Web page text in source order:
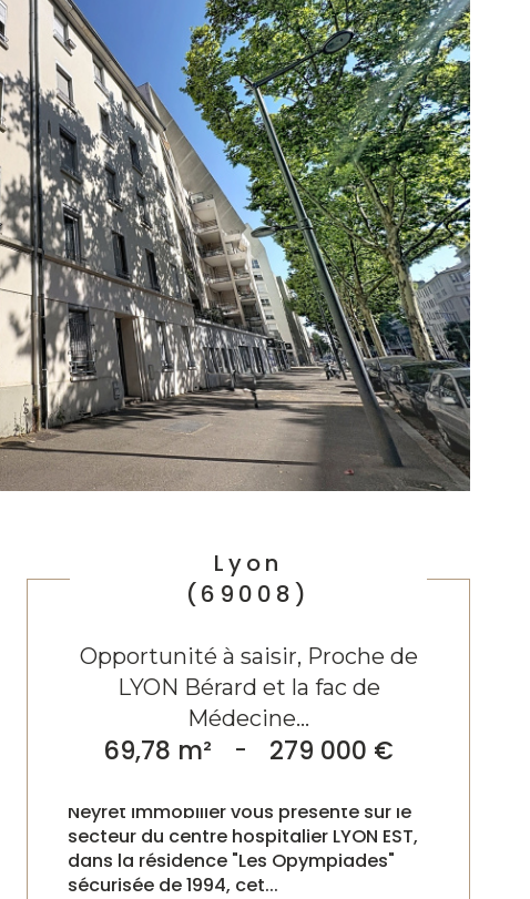
Lyon
(69008)
Opportunité à saisir, Proche de
LYON Bérard et la fac de
Médecine...
69,78 m² - 279 000 €
Neyret immobilier vous présente sur le
secteur du centre hospitalier LYON EST,
dans la résidence "Les Opympiades"
sécurisée de 1994, cet...